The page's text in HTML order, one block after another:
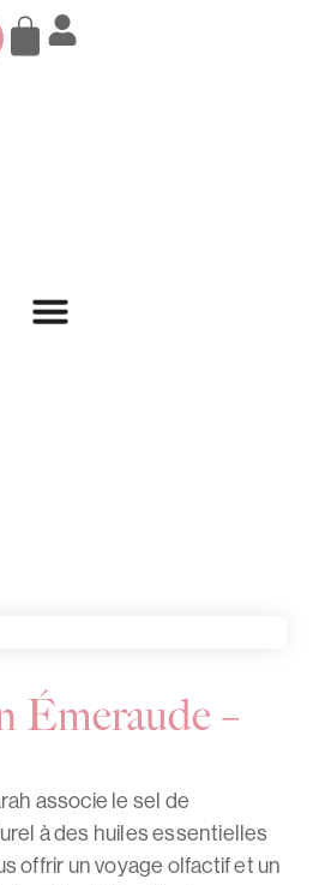
Émeraude –
associe le sel de
à des huiles essentielles
offrir un voyage olfactif et un